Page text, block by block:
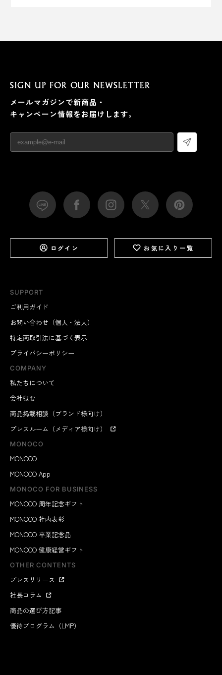
目線の先にiPhone画面があると、顔を向けるだけでロッ
ク解除もスムーズ。ビデオ会議をする際も、2画面あれ
ばサイト検索やメールの確認もできて快適そのもの。
車載用とデスク用、それぞれにプレートを貼り付けたい
方は、オプションの「スタンドプレート」を追加でご購
SUPPORT
ご利用ガイド
お問い合わせ（個人・法人）
特定商取引法に基づく表示
プライバシーポリシー
COMPANY
私たちについて
会社概要
商品掲載相談（ブランド様向け）
プレスルーム（メディア様向け）
MONOCO
MONOCO
MONOCO App
MONOCO FOR BUSINESS
MONOCO 周年記念ギフト
MONOCO 社内表彰
MONOCO 卒業記念品
MONOCO 健康経営ギフト
OTHER CONTENTS
プレスリリース
社長コラム
商品の選び方記事
優待プログラム（LMP）
SIGN UP FOR OUR NEWSLETTER
メールマガジンで新商品・
キャンペーン情報をお届けします。
ログイン お気に入り一覧